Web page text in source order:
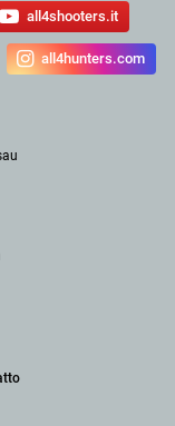
all4shooters.it
all4hunters.com